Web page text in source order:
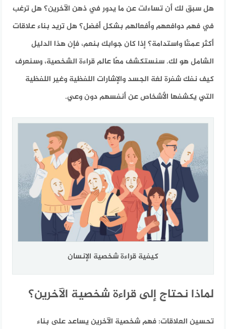
هل سبق لك أن تساءلت عن ما يدور في ذهن الآخرين؟ هل ترغب
في فهم دوافعهم وأفعالهم بشكل أفضل؟ هل تريد بناء علاقات
أكثر عمقًا واستدامة؟ إذا كان جوابك بنعم، فإن هذا الدليل
الشامل هو لك. سنستكشف معًا عالم قراءة الشخصية، وسنعرف
كيف نفك شفرة لغة الجسد والإشارات اللفظية وغير اللفظية
التي يكشفها الأشخاص عن أنفسهم دون وعي.
كيفية قراءة شخصية الإنسان
لماذا نحتاج إلى قراءة شخصية الآخرين؟
تحسين العلاقات: فهم شخصية الآخرين يساعد على بناء